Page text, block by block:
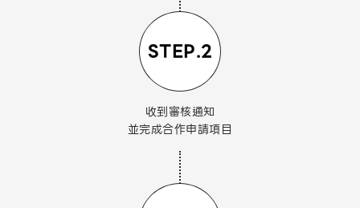
STEP.2
收到審核通知
並完成合作申請項目